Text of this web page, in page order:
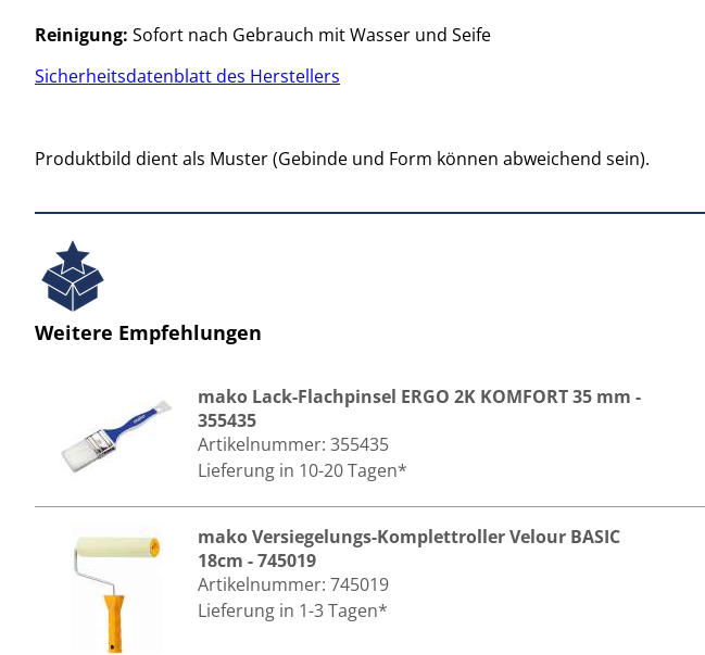
Reinigung: Sofort nach Gebrauch mit Wasser und Seife
Sicherheitsdatenblatt des Herstellers
Produktbild dient als Muster (Gebinde und Form können abweichend sein).
Weitere Empfehlungen
mako Lack-Flachpinsel ERGO 2K KOMFORT 35 mm -
355435
Artikelnummer: 355435
Lieferung in 10-20 Tagen*
mako Versiegelungs-Komplettroller Velour BASIC
18cm - 745019
Artikelnummer: 745019
Lieferung in 1-3 Tagen*